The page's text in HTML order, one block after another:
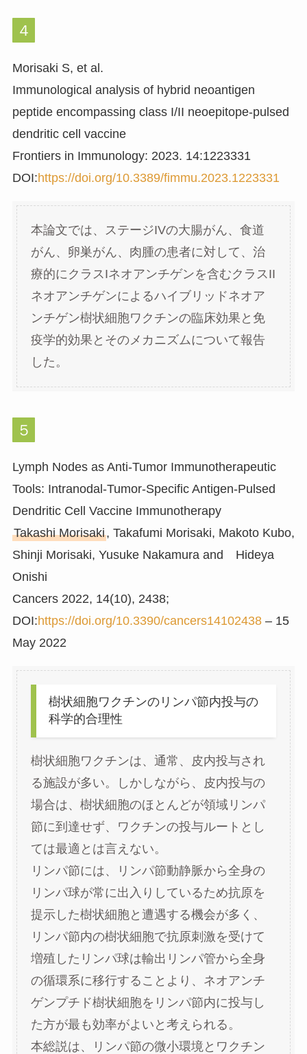
４
Morisaki S, et al.
Immunological analysis of hybrid neoantigen
peptide encompassing class I/II neoepitope-pulsed
dendritic cell vaccine
Frontiers in Immunology: 2023. 14:1223331
DOI:https://doi.org/10.3389/fimmu.2023.1223331
本論文では、ステージIVの大腸がん、食道
がん、卵巣がん、肉腫の患者に対して、治
療的にクラスIネオアンチゲンを含むクラスII
ネオアンチゲンによるハイブリッドネオア
ンチゲン樹状細胞ワクチンの臨床効果と免
疫学的効果とそのメカニズムについて報告
した。
５
Lymph Nodes as Anti-Tumor Immunotherapeutic
Tools: Intranodal-Tumor-Specific Antigen-Pulsed
Dendritic Cell Vaccine Immunotherapy
Takashi Morisaki, Takafumi Morisaki, Makoto Kubo,
Shinji Morisaki, Yusuke Nakamura and Hideya
Onishi
Cancers 2022, 14(10), 2438;
DOI:https://doi.org/10.3390/cancers14102438– 15
May 2022
樹状細胞ワクチンのリンパ節内投与の
科学的合理性
樹状細胞ワクチンは、通常、皮内投与され
る施設が多い。しかしながら、皮内投与の
場合は、樹状細胞のほとんどが領域リンパ
節に到達せず、ワクチンの投与ルートとし
ては最適とは言えない。
リンパ節には、リンパ節動静脈から全身の
リンパ球が常に出入りしているため抗原を
提示した樹状細胞と遭遇する機会が多く、
リンパ節内の樹状細胞で抗原刺激を受けて
増殖したリンパ球は輸出リンパ管から全身
の循環系に移行することより、ネオアンチ
ゲンプチド樹状細胞をリンパ節内に投与し
た方が最も効率がよいと考えられる。
本総説は、リンパ節の微小環境とワクチン